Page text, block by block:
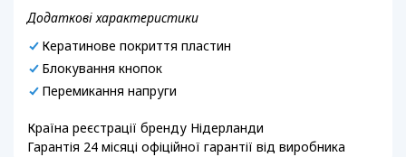
Додаткові характеристики
Кератинове покриття пластин
Блокування кнопок
Перемикання напруги
Країна реєстрації бренду Нідерланди
Гарантія 24 місяці офіційної гарантії від виробника